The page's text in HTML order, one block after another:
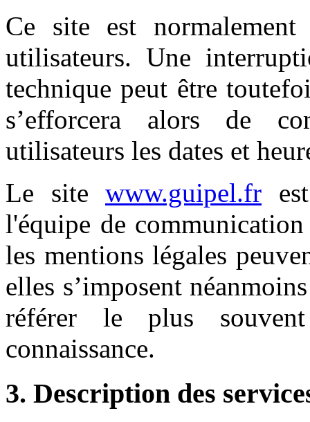
Ce site est
utilisateurs. Une
technique peut être
s’efforcera alors de
utilisateurs les dates et
Le site www.guipel.fr
l'équipe de
les mentions légales
elles s’imposent
référer le plus
connaissance.
3. Description des